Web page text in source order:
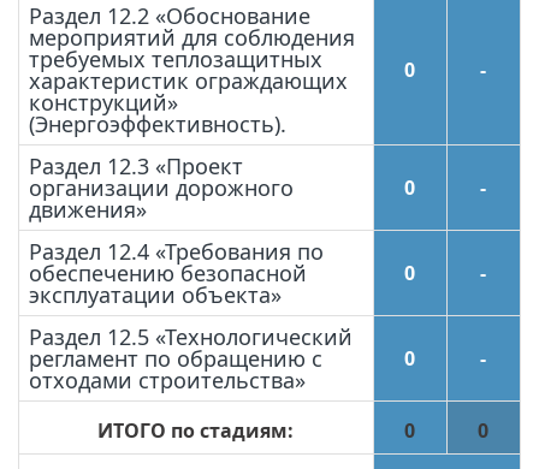
Раздел 12.2 «Обоснование
мероприятий для соблюдения
требуемых теплозащитных
характеристик ограждающих
конструкций»
(Энергоэффективность).
0 -
Раздел 12.3 «Проект
организации дорожного
движения»
0 -
Раздел 12.4 «Требования по
обеспечению безопасной
эксплуатации объекта»
0 -
Раздел 12.5 «Технологический
регламент по обращению с
отходами строительства»
0 -
ИТОГО по стадиям: 0
0